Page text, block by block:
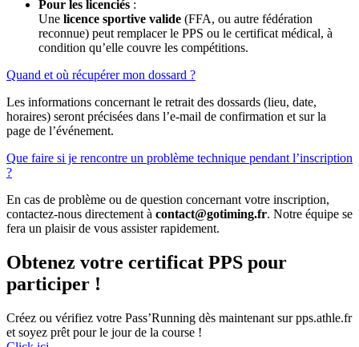
Pour les licenciés :
Une licence sportive valide (FFA, ou autre fédération
reconnue) peut remplacer le PPS ou le certificat médical, à
condition qu’elle couvre les compétitions.
Quand et où récupérer mon dossard ?
Les informations concernant le retrait des dossards (lieu, date,
horaires) seront précisées dans l’e-mail de confirmation et sur la
page de l’événement.
Que faire si je rencontre un problème technique pendant l’inscription
?
En cas de problème ou de question concernant votre inscription,
contactez-nous directement à contact@gotiming.fr. Notre équipe se
fera un plaisir de vous assister rapidement.
Obtenez votre certificat PPS pour
participer !
Créez ou vérifiez votre Pass’Running dès maintenant sur pps.athle.fr
et soyez prêt pour le jour de la course !